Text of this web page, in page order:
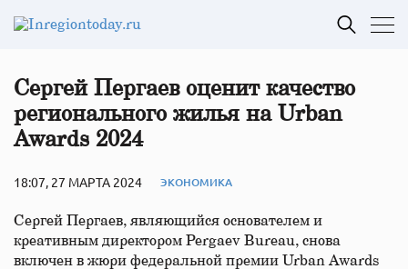
Сергей Пергаев оценит качество
регионального жилья на Urban
Awards 2024
18:07, 27 МАРТА 2024 ЭКОНОМИКА
Сергей Пергаев, являющийся основателем и
креативным директором Pergaev Bureau, снова
включен в жюри федеральной премии Urban Awards